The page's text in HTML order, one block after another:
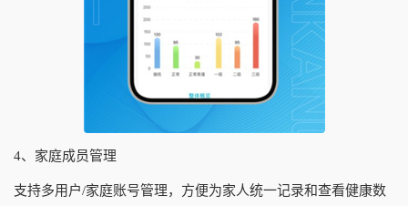
4、家庭成员管理
支持多用户/家庭账号管理，方便为家人统一记录和查看健康数